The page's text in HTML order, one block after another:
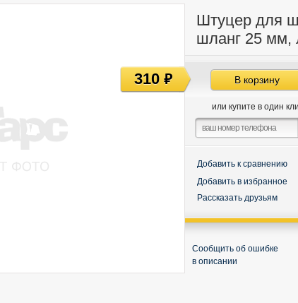
Штуцер для
шланг 25 мм,
В корзину
или купите в один
Добавить к сравнению
Добавить в избранное
Рассказать друзьям
Сообщить об ошибке
в описании
310руб